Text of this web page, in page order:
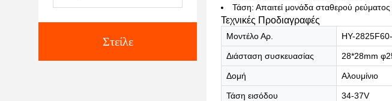
Στείλε
Τάση: Απαιτεί μονάδα σταθερού
Τεχνικές Προδιαγραφές
Μοντέλο Αρ. HY-
Διάσταση συσκευασίας 28*28mm
Δομή Αλουμίνιο
Τάση εισόδου 34-37V